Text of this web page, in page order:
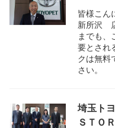
皆様こ
新所沢
までも、
要とされ
クは無料
さい。
埼玉ト
ＳＴＯ